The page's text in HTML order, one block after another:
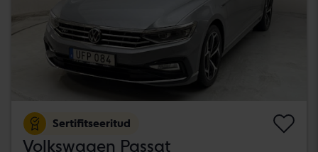
Sertifitseeritud
Volkswagen Passat